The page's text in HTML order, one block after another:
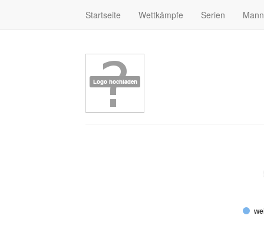
Startseite Wettkämpfe Serien